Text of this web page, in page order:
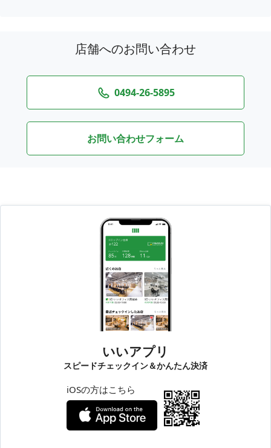
店舗へのお問い合わせ
0494-26-5895
お問い合わせフォーム
いいアプリ
スピードチェックイン＆かんたん決済
iOSの方はこちら